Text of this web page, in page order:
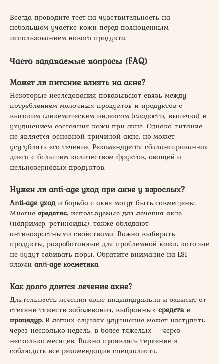
Всегда проводите тест на чувствительность на
небольшом участке кожи перед полноценным
использованием нового продукта.
Часто задаваемые вопросы (FAQ)
Может ли питание влиять наакне?
Некоторые исследования показывают связь между
потреблением молочных продуктов и продуктов с
высоким гликемическим индексом (сладости, выпечка) и
ухудшением состояния кожи при акне. Однако питание
не является основной причиной акне, но может
усугублять его течение. Рекомендуется сбалансированная
диета с большим количеством фруктов, овощей и
цельнозерновых продуктов.
Нужен лиanti-age уходпри акне у взрослых?
Anti-age уходи борьба с акне могут быть совмещены.
Многие средства, используемые для лечения акне
(например, ретиноиды), также обладают
антивозрастными свойствами. Важно выбирать
продукты, разработанные для проблемной кожи, которые
не будут забивать поры. Обратите внимание на LSI-
ключи anti-age косметика.
Как долго длится лечение акне?
Длительность лечения акне индивидуальна и зависит от
степени тяжести заболевания, выбранных средств и
процедур. В легких случаях улучшение может наступить
через несколько недель, в более тяжелых – через
несколько месяцев. Важно проявлять терпение и
соблюдать все рекомендации специалиста.